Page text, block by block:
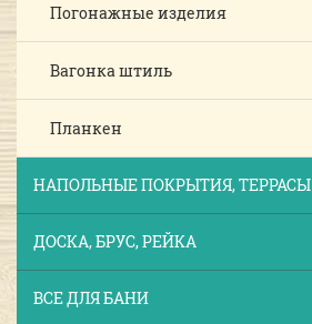
Погонажные изделия
Вагонка штиль
Планкен
НАПОЛЬНЫЕ ПОКРЫТИЯ, ТЕРРАСЫ
ДОСКА, БРУС, РЕЙКА
ВСЕ ДЛЯ БАНИ